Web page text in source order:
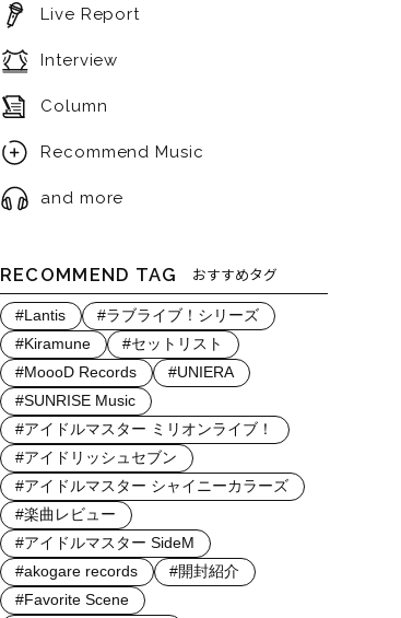
Live Report
Interview
Column
Recommend Music
and more
RECOMMEND TAG おすすめタグ
#Lantis
#ラブライブ！シリーズ
#Kiramune
#セットリスト
#MoooD Records
#UNIERA
#SUNRISE Music
#アイドルマスター ミリオンライブ！
#アイドリッシュセブン
#アイドルマスター シャイニーカラーズ
#楽曲レビュー
#アイドルマスター SideM
#akogare records
#開封紹介
#Favorite Scene